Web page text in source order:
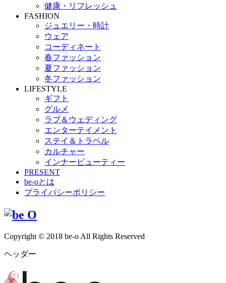
健康・リフレッシュ
FASHION
ジュエリー・時計
ウェア
コーディネート
春ファッション
夏ファッション
冬ファッション
LIFESTYLE
ギフト
グルメ
ラブ＆ウェディング
エンターテイメント
ステイ＆トラベル
カルチャー
インナービューティー
PRESENT
be-oとは
プライバシーポリシー
Copyright © 2018 be-o All Rights Reserved
ヘッダー